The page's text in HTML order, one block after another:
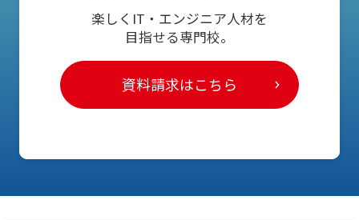
楽しくIT・エンジニア人材を
目指せる専門校。
資料請求はこちら